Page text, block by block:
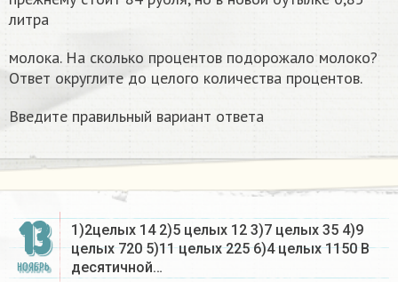
литра
молока. На сколько процентов подорожало молоко?
Ответ округлите до целого количества процентов.
Введите правильный вариант ответа
13
НОЯБРЬ
1)2целых 14 2)5 целых 12 3)7 целых 35 4)9
целых 720 5)11 целых 225 6)4 целых 1150 В
десятичной…